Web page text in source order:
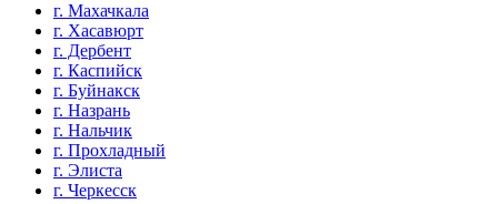
г. Махачкала
г. Хасавюрт
г. Дербент
г. Каспийск
г. Буйнакск
г. Назрань
г. Нальчик
г. Прохладный
г. Элиста
г. Черкесск